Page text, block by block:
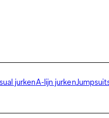
jurkenA-lijn jurken